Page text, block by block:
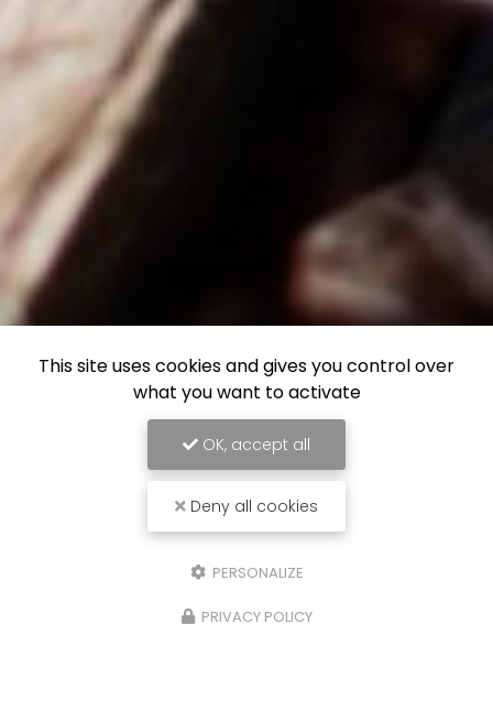
This site uses cookies and gives you control over
what you want to activate
OK, accept all
Deny all cookies
PERSONALIZE
PRIVACY POLICY